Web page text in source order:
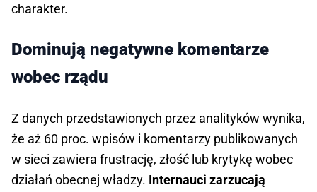
charakter.
Dominują negatywne komentarze
wobec rządu
Z danych przedstawionych przez analityków wynika,
że aż 60 proc. wpisów i komentarzy publikowanych
w sieci zawiera frustrację, złość lub krytykę wobec
działań obecnej władzy. Internauci zarzucają